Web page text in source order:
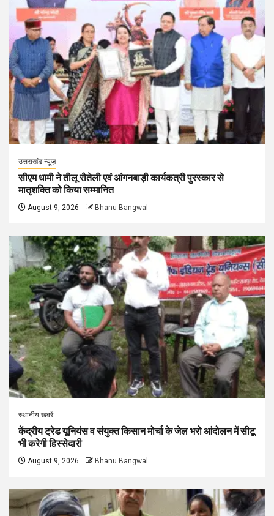
उत्तराखंड न्यूज़
सीएम धामी ने तीलू रौतेली एवं आंगनबाड़ी कार्यकत्री पुरस्कार से
मातृशक्ति को किया सम्मानित
August 9, 2026 Bhanu Bangwal
स्थानीय खबरें
केंद्रीय ट्रेड यूनियंस व संयुक्त किसान मोर्चा के जेल भरो आंदोलन में सीटू
भी करेगी हिस्सेदारी
August 9, 2026 Bhanu Bangwal